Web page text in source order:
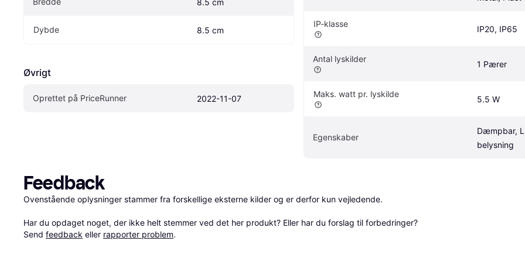
8.5 cm
Dybde 8.5 cm
Øvrigt
Oprettet på PriceRunner 2022-11-07
IP-klasse
IP20, IP65
Antal lyskilder
1 Pærer
Maks. watt pr. lyskilde
5.5 W
Egenskaber
Dæmpbar,
belysning
Feedback
Ovenstående oplysninger stammer fra forskellige eksterne kilder og er derfor kun vejledende.
Har du opdaget noget, der ikke helt stemmer ved det her produkt? Eller har du forslag til forbedringer?
Send feedback eller rapporter problem.